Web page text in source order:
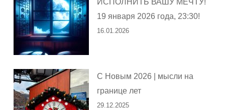
ИСПОЛНИТЬ ВАШУ МЕЧТУ!
19 января 2026 года, 23:30!
16.01.2026
С Новым 2026 | мысли на
границе лет
29.12.2025